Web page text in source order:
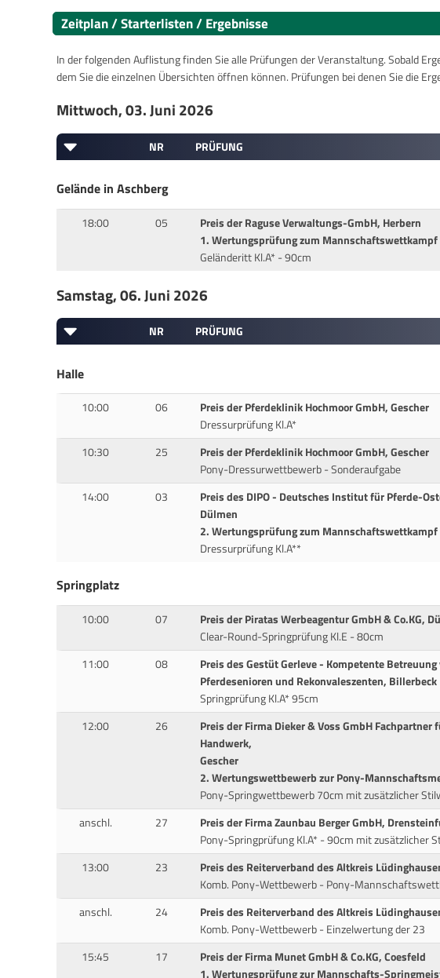
Zeitplan / Starterlisten / Ergebnisse
In der folgenden Auflistung finden Sie alle Prüfungen der Veranstaltung. Sobald
dem Sie die einzelnen Übersichten öffnen können. Prüfungen bei denen Sie die
Mittwoch, 03. Juni 2026
NR PRÜFUNG
Gelände in Aschberg
18:00 05
Preis der Raguse Verwaltungs-GmbH, Herbern
1. Wertungsprüfung zum Mannschaftswettkampf
Geländeritt Kl.A* - 90cm
Samstag, 06. Juni 2026
NR PRÜFUNG
Halle
10:00 06
Preis der Pferdeklinik Hochmoor GmbH, Gescher
Dressurprüfung Kl.A*
10:30 25
Preis der Pferdeklinik Hochmoor GmbH, Gescher
Pony-Dressurwettbewerb - Sonderaufgabe
14:00 03
Preis des DIPO - Deutsches Institut für Pferde-
Dülmen
2. Wertungsprüfung zum Mannschaftswettkampf
Dressurprüfung Kl.A**
Springplatz
10:00 07
Preis der Piratas Werbeagentur GmbH & Co.KG,
Clear-Round-Springprüfung Kl.E - 80cm
11:00 08
Preis des Gestüt Gerleve - Kompetente Betreuung
Pferdesenioren und Rekonvaleszenten, Billerbeck
Springprüfung Kl.A* 95cm
12:00 26
Preis der Firma Dieker & Voss GmbH Fachpartner
Handwerk,
Gescher
2. Wertungswettbewerb zur Pony-
Pony-Springwettbewerb 70cm mit zusätzlicher
anschl. 27
Preis der Firma Zaunbau Berger GmbH,
Pony-Springprüfung Kl.A* - 90cm mit zusätzlicher
13:00 23
Preis des Reiterverband des Altkreis
Komb. Pony-Wettbewerb - Pony-
anschl.
24
Preis des Reiterverband des Altkreis
Komb. Pony-Wettbewerb - Einzelwertung der 23
15:45
17
Preis der Firma Munet GmbH & Co.KG, Coesfeld
1. Wertungsprüfung zur Mannschafts-